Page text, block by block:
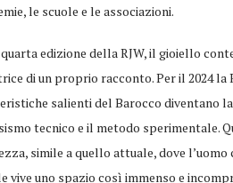
le scuole e le associazioni.
edizione della RJW, il gioiello
di un proprio racconto. Per il 2024 la
salienti del Barocco diventano
tecnico e il metodo sperimentale.
simile a quello attuale, dove
vive uno spazio così immenso e